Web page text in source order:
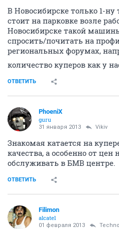
В Новосибирске только 1-
стоит на парковке возле
Новосибирске такой
спросить/почитать на
региональных форумах,
количество куперов как у
ОТВЕТИТЬ
PhoeniX
guru
31 января 2013 Vikiv
Знакомая катается на
качества, а особенно от цен
обслуживать в БМВ центре.
ОТВЕТИТЬ
Filimon
alcatel
01 февраля 2013